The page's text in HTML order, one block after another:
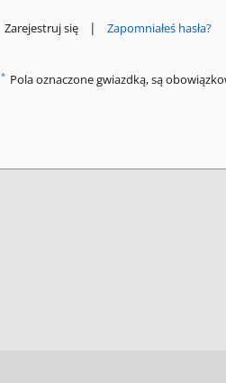
Zarejestruj się | Zapomniałeś hasła?
* Pola oznaczone gwiazdką, są